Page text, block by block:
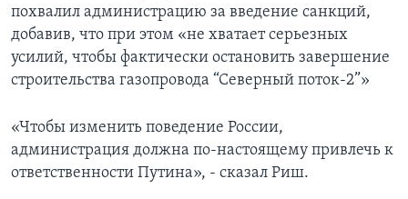
похвалил администрацию за введение санкций,
добавив, что при этом «не хватает серьезных
усилий, чтобы фактически остановить завершение
строительства газопровода “Северный поток-2”»
«Чтобы изменить поведение России,
администрация должна по-настоящему привлечь к
ответственности Путина», - сказал Риш.